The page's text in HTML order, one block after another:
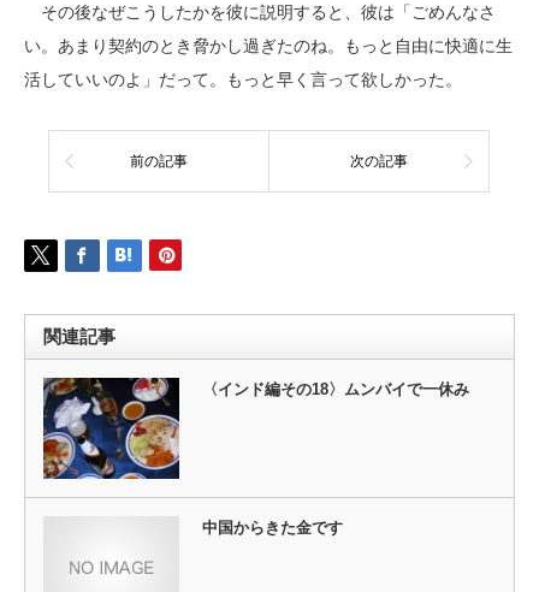
その後なぜこうしたかを彼に説明すると、彼は「ごめんなさ
い。あまり契約のとき脅かし過ぎたのね。もっと自由に快適に生
活していいのよ」だって。もっと早く言って欲しかった。
前の記事 次の記事
関連記事
〈インド編その18〉ムンバイで一休み
中国からきた金です